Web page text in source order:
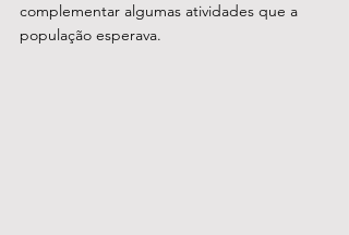
complementar algumas atividades que a
população esperava.